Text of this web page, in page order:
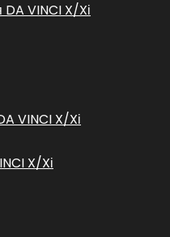
DA VINCI X/Xі
VINCI X/Xі
X/Xі